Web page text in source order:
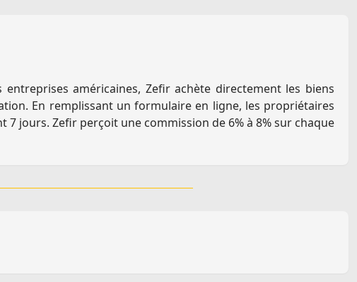
américaines, Zefir achète directement les biens
En remplissant un formulaire en ligne, les propriétaires
jours. Zefir perçoit une commission de 6% à 8% sur chaque